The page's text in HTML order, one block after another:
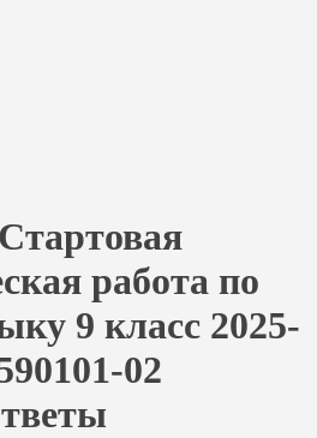
работа по
9 класс 2025-
02